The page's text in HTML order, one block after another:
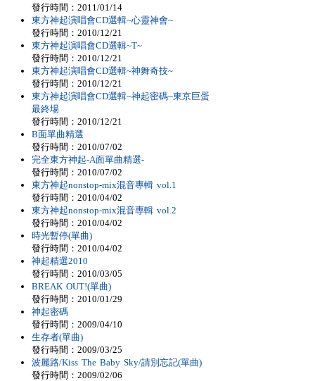
發行時間：2011/01/14
東方神起演唱會CD選輯~心靈神會~
發行時間：2010/12/21
東方神起演唱會CD選輯~T~
發行時間：2010/12/21
東方神起演唱會CD選輯~神舞奇技~
發行時間：2010/12/21
東方神起演唱會CD選輯~神起密碼~東京巨蛋
最終場
發行時間：2010/12/21
B面單曲精選
發行時間：2010/07/02
完全東方神起-A面單曲精選-
發行時間：2010/07/02
東方神起nonstop-mix混音專輯 vol.1
發行時間：2010/04/02
東方神起nonstop-mix混音專輯 vol.2
發行時間：2010/04/02
時光暫停(單曲)
發行時間：2010/04/02
神起精選2010
發行時間：2010/03/05
BREAK OUT!(單曲)
發行時間：2010/01/29
神起密碼
發行時間：2009/04/10
生存者(單曲)
發行時間：2009/03/25
波麗路/Kiss The Baby Sky/請別忘記(單曲)
發行時間：2009/02/06